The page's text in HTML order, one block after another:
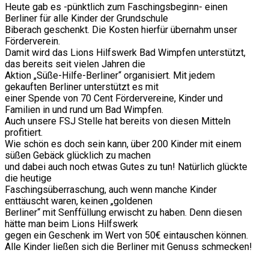
Heute gab es -pünktlich zum Faschingsbeginn- einen
Berliner für alle Kinder der Grundschule
Biberach geschenkt. Die Kosten hierfür übernahm unser
Förderverein.
Damit wird das Lions Hilfswerk Bad Wimpfen unterstützt,
das bereits seit vielen Jahren die
Aktion „Süße-Hilfe-Berliner“ organisiert. Mit jedem
gekauften Berliner unterstützt es mit
einer Spende von 70 Cent Fördervereine, Kinder und
Familien in und rund um Bad Wimpfen.
Auch unsere FSJ Stelle hat bereits von diesen Mitteln
profitiert.
Wie schön es doch sein kann, über 200 Kinder mit einem
süßen Gebäck glücklich zu machen
und dabei auch noch etwas Gutes zu tun! Natürlich glückte
die heutige
Faschingsüberraschung, auch wenn manche Kinder
enttäuscht waren, keinen „goldenen
Berliner“ mit Senffüllung erwischt zu haben. Denn diesen
hätte man beim Lions Hilfswerk
gegen ein Geschenk im Wert von 50€ eintauschen können.
Alle Kinder ließen sich die Berliner mit Genuss schmecken!